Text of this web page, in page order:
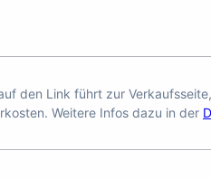
den Link führt zur
Weitere Infos dazu in der